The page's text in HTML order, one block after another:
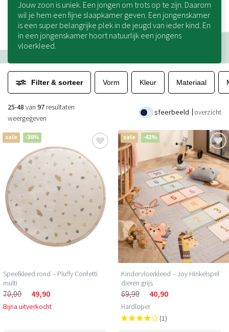
Jouw zoon is uniek. Een jongen om trots op te zijn. Daarom
wil je hem een fijne slaapkamer geven. Een jongenskamer
is een super belangrijke plek in de jeugd van ieder kind. En
in een jongenskamer hoort natuurlijk een jongens
vloerkleed.
Filter & sorteer Vorm Kleur Materiaal
sfeerbeeld overzicht
25-48 van 97 resultaten
weergegeven
sale -30%
Speelkleed rond – Pluffy Confetti
multi
70,00 49,90
Bijna uitverkocht
sale -41%
Kindervloerkleed – Joy Hinkelspel
dieren grijs
69,90 40,90
Hardloper
(1)